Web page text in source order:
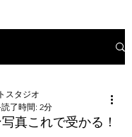
真これで受かる！
スタジオ
読了時間: 2分